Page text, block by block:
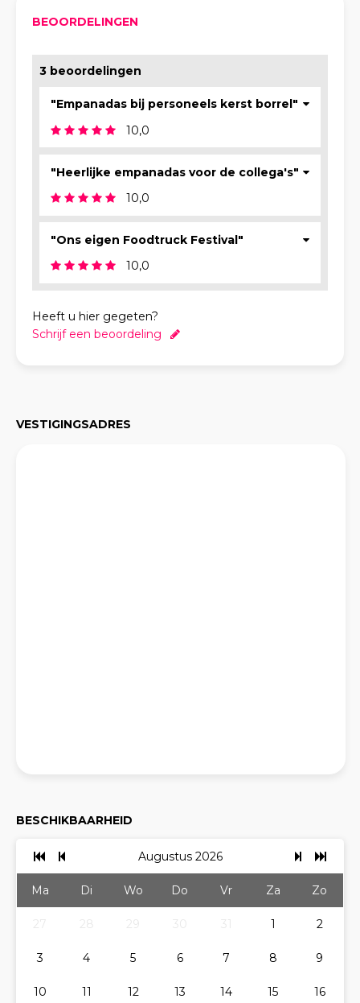
BEOORDELINGEN
3 beoordelingen
"Empanadas bij personeels kerst borrel"
10,0
"Heerlijke empanadas voor de collega's"
10,0
"Ons eigen Foodtruck Festival"
10,0
Heeft u hier gegeten?
Schrijf een beoordeling
VESTIGINGSADRES
BESCHIKBAARHEID
Augustus 2026
Ma Di Wo Do Vr Za Zo
1 2
3 4 5 6 7 8 9
10 11 12 13 14 15 16